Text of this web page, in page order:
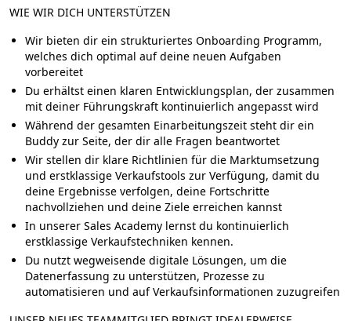
WIE WIR DICH UNTERSTÜTZEN
Wir bieten dir ein strukturiertes Onboarding Programm,
welches dich optimal auf deine neuen Aufgaben
vorbereitet
Du erhältst einen klaren Entwicklungsplan, der zusammen
mit deiner Führungskraft kontinuierlich angepasst wird
Während der gesamten Einarbeitungszeit steht dir ein
Buddy zur Seite, der dir alle Fragen beantwortet
Wir stellen dir klare Richtlinien für die Marktumsetzung
und erstklassige Verkaufstools zur Verfügung, damit du
deine Ergebnisse verfolgen, deine Fortschritte
nachvollziehen und deine Ziele erreichen kannst
In unserer Sales Academy lernst du kontinuierlich
erstklassige Verkaufstechniken kennen.
Du nutzt wegweisende digitale Lösungen, um die
Datenerfassung zu unterstützen, Prozesse zu
automatisieren und auf Verkaufsinformationen zuzugreifen